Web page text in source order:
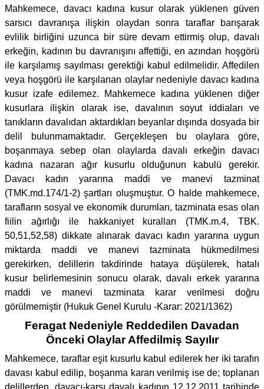
Mahkemece, davacı kadına kusur olarak yüklenen güven
sarsıcı davranışa ilişkin olaydan sonra taraflar barışarak
evlilik birliğini uzunca bir süre devam ettirmiş olup, davalı
erkeğin, kadının bu davranışını affettiği, en azından hoşgörü
ile karşılamış sayılması gerektiği kabul edilmelidir. Affedilen
veya hoşgörü ile karşılanan olaylar nedeniyle davacı kadına
kusur izafe edilemez. Mahkemece kadına yüklenen diğer
kusurlara ilişkin olarak ise, davalının soyut iddiaları ve
tanıkların davalıdan aktardıkları beyanlar dışında dosyada bir
delil bulunmamaktadır. Gerçekleşen bu olaylara göre,
boşanmaya sebep olan olaylarda davalı erkeğin davacı
kadına nazaran ağır kusurlu olduğunun kabulü gerekir.
Davacı kadın yararına maddi ve manevi tazminat
(TMK.md.174/1-2) şartları oluşmuştur. O halde mahkemece,
tarafların sosyal ve ekonomik durumları, tazminata esas olan
fiilin ağırlığı ile hakkaniyet kuralları (TMK.m.4, TBK.
50,51,52,58) dikkate alınarak davacı kadın yararına uygun
miktarda maddi ve manevi tazminata hükmedilmesi
gerekirken, delillerin takdirinde hataya düşülerek, hatalı
kusur belirlemesinin sonucu olarak, davalı erkek yararına
maddi ve manevi tazminata karar verilmesi doğru
görülmemiştir (Hukuk Genel Kurulu -Karar: 2021/1362)
Feragat Nedeniyle Reddedilen Davadan
Önceki Olaylar Affedilmiş Sayılır
Mahkemece, taraflar eşit kusurlu kabul edilerek her iki tarafın
davası kabul edilip, boşanma kararı verilmiş ise de; toplanan
delillerden, davacı-karşı davalı kadının 12.12.2011 tarihinde